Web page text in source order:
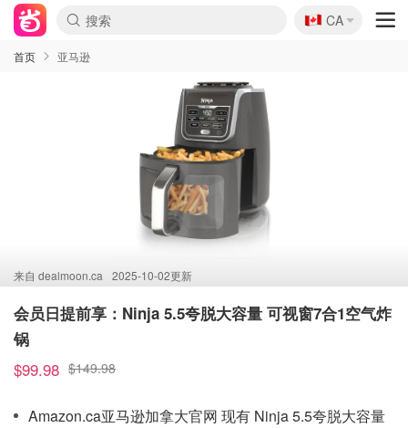
🇨🇦
CA
首页 亚马逊
来自 dealmoon.ca 2025-10-02更新
会员日提前享：Ninja 5.5夸脱大容量 可视窗7合1空气炸
锅
$99.98 $149.98
Amazon.ca亚马逊加拿大官网 现有 Ninja 5.5夸脱大容量